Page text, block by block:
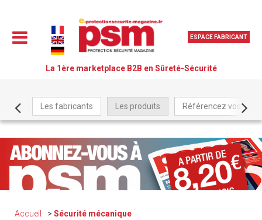
ESPACE FABRICANT
La 1ère marketplace B2B en Sûreté-Sécurité
Les fabricants Les produits Référencez vos
Accueil Sécurité mécanique